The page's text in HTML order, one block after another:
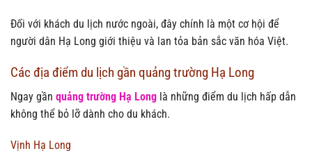
Đối với khách du lịch nước ngoài, đây chính là một cơ hội để
người dân Hạ Long giới thiệu và lan tỏa bản sắc văn hóa Việt.
Các địa điểm du lịch gần quảng trường Hạ Long
Ngay gần quảng trường Hạ Long là những điểm du lịch hấp dẫn
không thể bỏ lỡ dành cho du khách.
Vịnh Hạ Long